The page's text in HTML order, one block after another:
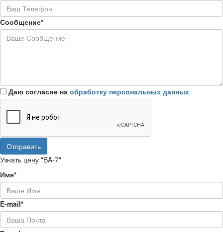
Сообщение*
Даю согласие на обработку персональных данных
Отправить
Узнать цену "BA-7"
Имя*
E-mail*